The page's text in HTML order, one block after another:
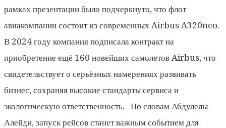
рамках презентации было подчеркнуто, что флот
авиакомпании состоит из современных Airbus A320neo.
В 2024 году компания подписала контракт на
приобретение ещё 160 новейших самолетов Airbus, что
свидетельствует о серьёзных намерениях развивать
бизнес, сохраняя высокие стандарты сервиса и
экологическую ответственность. По словам Абдулелы
Алейди, запуск рейсов станет важным событием для